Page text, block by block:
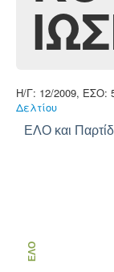
Η/Γ: 12/2009, ΕΣΟ:
Δελτίου
ΕΛΟ και
ΕΛΟ